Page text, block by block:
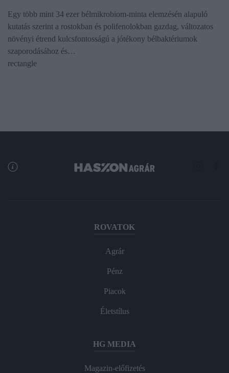
Egy több mint 34 ezer bélmikrobiom-minta elemzésén alapuló
kutatás szerint a rostokban és polifenolokban gazdag, változatos
növényi étrend kulcsfontosságú a jótékony bélbaktériumok
szaporodásához és…
rectangle
ROVATOK
Agrár
Pénz
Piacok
Életstílus
HG MEDIA
Magazin-előfizetés